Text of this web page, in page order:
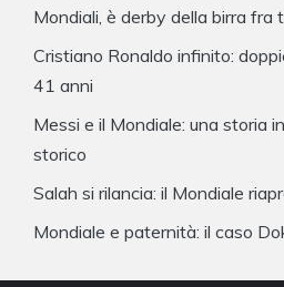
Mondiali, è derby della birra fra
Cristiano Ronaldo infinito:
41 anni
Messi e il Mondiale: una storia
storico
Salah si rilancia: il Mondiale
Mondiale e paternità: il caso